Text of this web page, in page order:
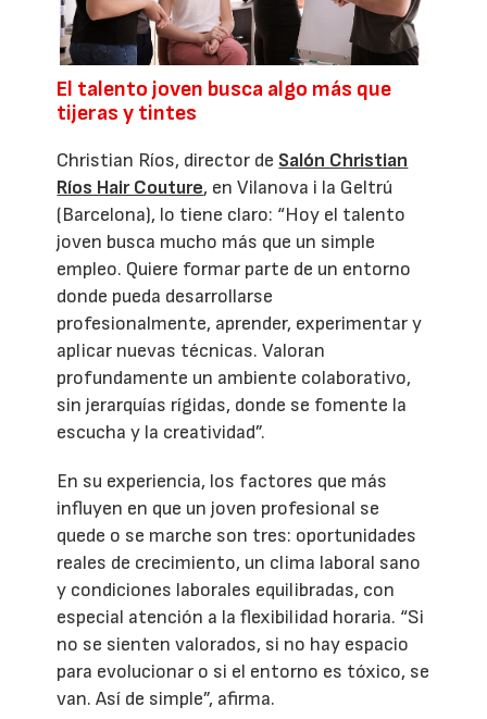
El talento joven busca algo más que
tijeras y tintes
Christian Ríos, director de Salón Christian
Ríos Hair Couture, en Vilanova i la Geltrú
(Barcelona), lo tiene claro: “Hoy el talento
joven busca mucho más que un simple
empleo. Quiere formar parte de un entorno
donde pueda desarrollarse
profesionalmente, aprender, experimentar y
aplicar nuevas técnicas. Valoran
profundamente un ambiente colaborativo,
sin jerarquías rígidas, donde se fomente la
escucha y la creatividad”.
En su experiencia, los factores que más
influyen en que un joven profesional se
quede o se marche son tres: oportunidades
reales de crecimiento, un clima laboral sano
y condiciones laborales equilibradas, con
especial atención a la flexibilidad horaria. “Si
no se sienten valorados, si no hay espacio
para evolucionar o si el entorno es tóxico, se
van. Así de simple”, afirma.